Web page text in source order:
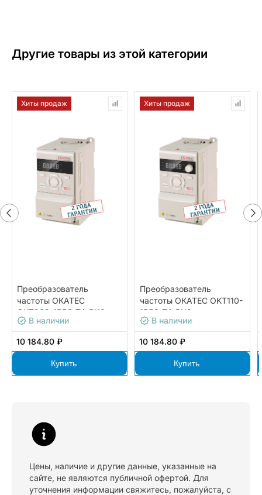
Другие товары из этой категории
Хиты продаж
Преобразователь
частоты ОКАТЕС
OKT200-1R5G-T4-BX0
В наличии
10 184.80 ₽
Купить
Хиты продаж
Преобразователь
частоты ОКАТЕС OKT110-
1R5G-T4-BX0
В наличии
10 184.80 ₽
Купить
Цены, наличие и другие данные, указанные на
сайте, не являются публичной офертой. Для
уточнения информации свяжитесь, пожалуйста, с